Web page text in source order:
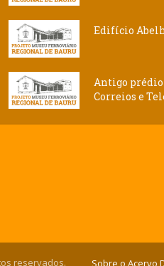
Edifício
Antigo prédio
Correios e
reservados. Sobre o Acervo